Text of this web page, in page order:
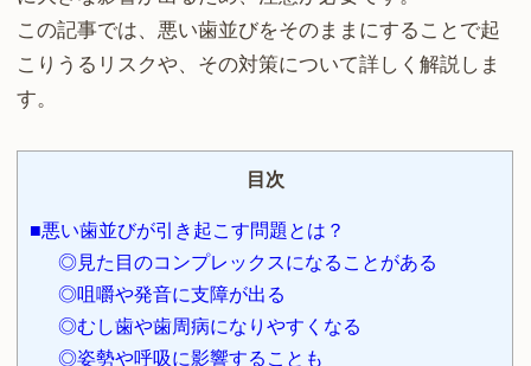
この記事では、悪い歯並びをそのままにすることで起
こりうるリスクや、その対策について詳しく解説しま
す。
目次
■悪い歯並びが引き起こす問題とは？
◎見た目のコンプレックスになることがある
◎咀嚼や発音に支障が出る
◎むし歯や歯周病になりやすくなる
◎姿勢や呼吸に影響することも